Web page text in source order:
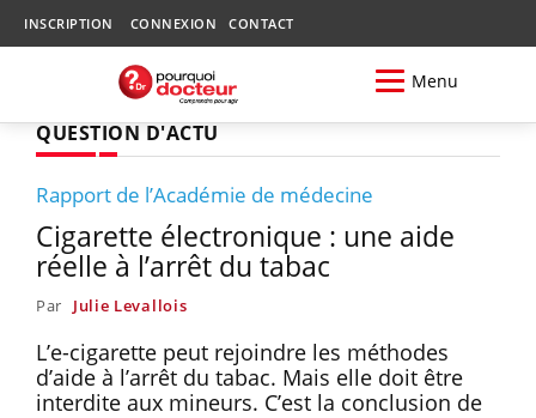
INSCRIPTION CONNEXION CONTACT
Menu
QUESTION D'ACTU
Rapport de l’Académie de médecine
Cigarette électronique : une aide
réelle à l’arrêt du tabac
Par Julie Levallois
L’e-cigarette peut rejoindre les méthodes
d’aide à l’arrêt du tabac. Mais elle doit être
interdite aux mineurs. C’est la conclusion de